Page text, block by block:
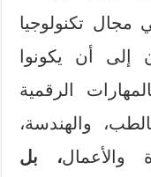
مجال تكنولوجيا
إلى أن يكونوا
الرقمية
والهندسة،
والأعمال، بل